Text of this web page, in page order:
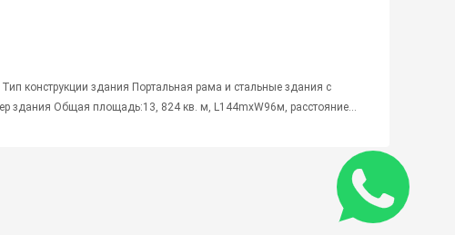
конструкции здания Портальная рама и стальные здания с
здания Общая площадь:13, 824 кв. м, L144mxW96м, расстояние